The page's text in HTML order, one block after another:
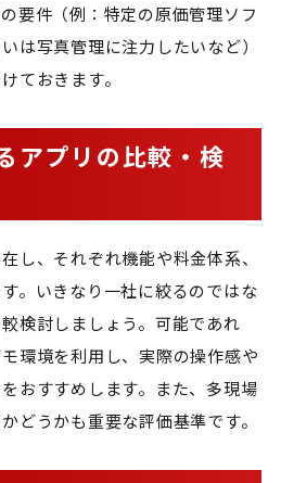
要件（例：特定の原価管理ソフ
は写真管理に注力したいなど）
ておきます。
アプリの比較・検
し、それぞれ機能や料金体系、
。いきなり一社に絞るのではな
検討しましょう。可能であれ
環境を利用し、実際の操作感や
おすすめします。また、多現場
どうかも重要な評価基準です。